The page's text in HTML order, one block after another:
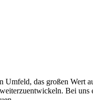
Umfeld, das großen Wert
Bei uns